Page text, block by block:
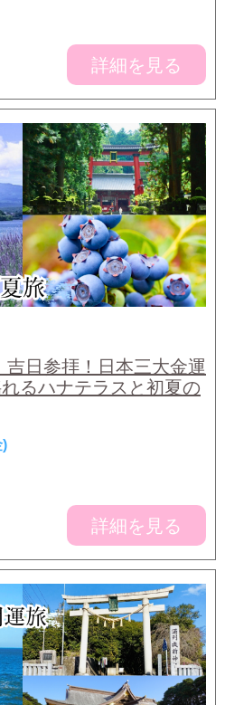
詳細を見る
吉日参拝！日本三大金運
るハナテラスと初夏の
)
詳細を見る